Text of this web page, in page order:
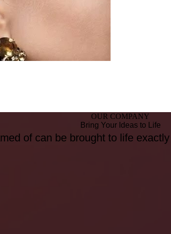
OUR COMPANY
Bring Your Ideas to Life
of can be brought to life